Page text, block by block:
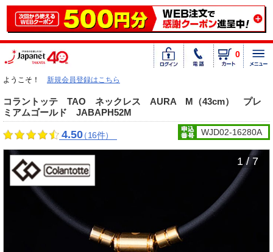
0
ようこそ！ 新規会員登録はこちら
コラントッテ TAO ネックレス AURA M（43cm） プレ
ミアムゴールド JABAPH52M
4.50（16件） WJD02-16280A
1 / 7